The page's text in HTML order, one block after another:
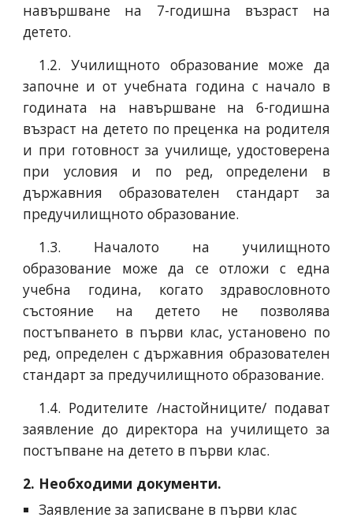
навършване на 7-годишна възраст на
детето.
1.2. Училищното образование може да
започне и от учебната година с начало в
годината на навършване на 6-годишна
възраст на детето по преценка на родителя
и при готовност за училище, удостоверена
при условия и по ред, определени в
държавния образователен стандарт за
предучилищното образование.
1.3. Началото на училищното
образование може да се отложи с една
учебна година, когато здравословното
състояние на детето не позволява
постъпването в първи клас, установено по
ред, определен с държавния образователен
стандарт за предучилищното образование.
1.4. Родителите /настойниците/ подават
заявление до директора на училището за
постъпване на детето в първи клас.
2. Необходими документи.
Заявление за записване в първи клас